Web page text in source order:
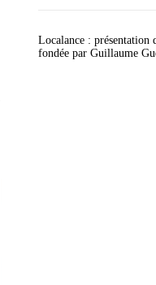
Localance : présentation
fondée par Guillaume